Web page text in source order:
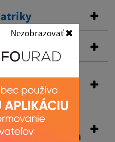
Nezobrazovať
rodného
listu
manželstva